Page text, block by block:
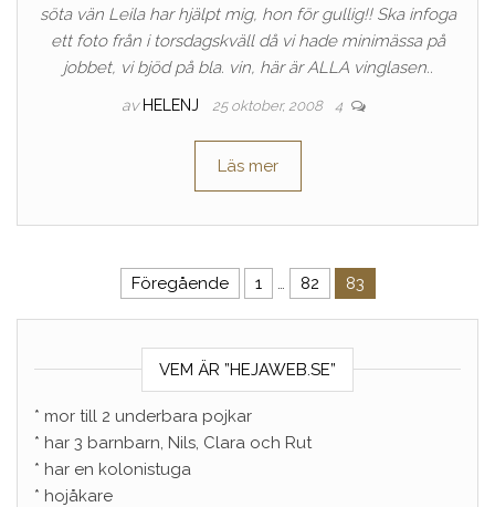
söta vän Leila har hjälpt mig, hon för gullig!! Ska infoga
ett foto från i torsdagskväll då vi hade minimässa på
jobbet, vi bjöd på bla. vin, här är ALLA vinglasen..
av HELENJ 25 oktober, 2008 4
Läs mer
Sidnumrering för inlägg
Föregående 1 … 82 83
VEM ÄR ”HEJAWEB.SE”
* mor till 2 underbara pojkar
* har 3 barnbarn, Nils, Clara och Rut
* har en kolonistuga
* hojåkare